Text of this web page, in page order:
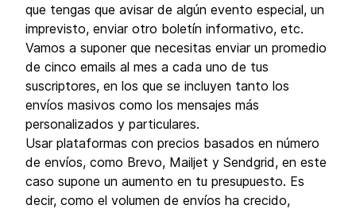
que tengas que avisar de algún evento especial, un
imprevisto, enviar otro boletín informativo, etc.
Vamos a suponer que necesitas enviar un promedio
de cinco emails al mes a cada uno de tus
suscriptores, en los que se incluyen tanto los
envíos masivos como los mensajes más
personalizados y particulares.
Usar plataformas con precios basados en número
de envíos, como Brevo, Mailjet y Sendgrid, en este
caso supone un aumento en tu presupuesto. Es
decir, como el volumen de envíos ha crecido,